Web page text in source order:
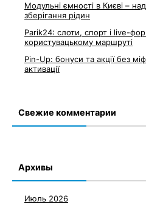
Модульні ємності в Києві –
зберігання рідин
Parik24: слоти, спорт і live-
користувацькому маршруті
Pin-Up: бонуси та акції без
активації
Свежие комментарии
Архивы
Июль 2026